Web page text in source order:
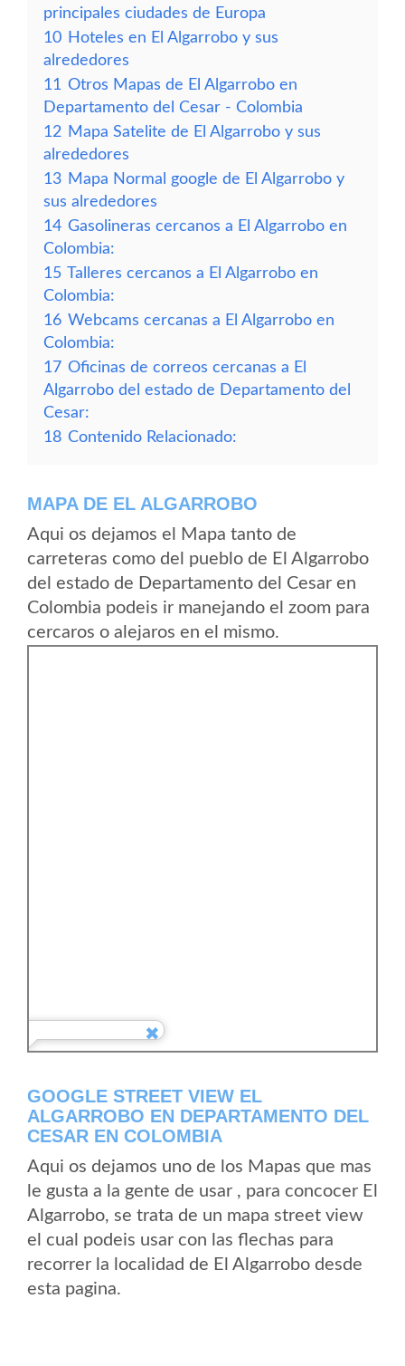
principales ciudades de Europa
10 Hoteles en El Algarrobo y sus
alrededores
11 Otros Mapas de El Algarrobo en
Departamento del Cesar - Colombia
12 Mapa Satelite de El Algarrobo y sus
alrededores
13 Mapa Normal google de El Algarrobo y
sus alrededores
14 Gasolineras cercanos a El Algarrobo en
Colombia:
15 Talleres cercanos a El Algarrobo en
Colombia:
16 Webcams cercanas a El Algarrobo en
Colombia:
17 Oficinas de correos cercanas a El
Algarrobo del estado de Departamento del
Cesar:
18 Contenido Relacionado:
MAPA DE EL ALGARROBO
Aqui os dejamos el Mapa tanto de
carreteras como del pueblo de El Algarrobo
del estado de Departamento del Cesar en
Colombia podeis ir manejando el zoom para
cercaros o alejaros en el mismo.
GOOGLE STREET VIEW EL
ALGARROBO EN DEPARTAMENTO DEL
CESAR EN COLOMBIA
Aqui os dejamos uno de los Mapas que mas
le gusta a la gente de usar , para concocer El
Algarrobo, se trata de un mapa street view
el cual podeis usar con las flechas para
recorrer la localidad de El Algarrobo desde
esta pagina.